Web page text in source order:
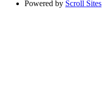
Powered by Scroll Sites